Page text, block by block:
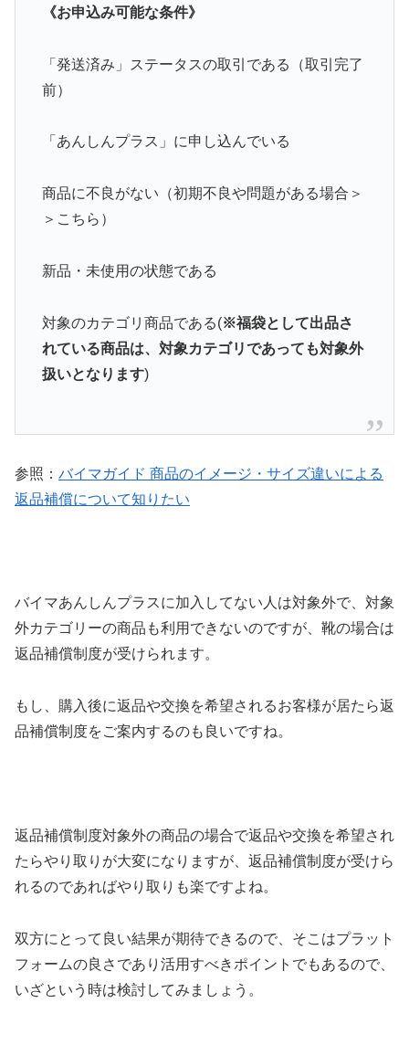
《お申込み可能な条件》
「発送済み」ステータスの取引である（取引完了
前）
「あんしんプラス」に申し込んでいる
商品に不良がない（初期不良や問題がある場合＞
＞こちら）
新品・未使用の状態である
対象のカテゴリ商品である(※福袋として出品さ
れている商品は、対象カテゴリであっても対象外
扱いとなります)
参照： バイマガイド 商品のイメージ・サイズ違いによる
返品補償について知りたい
バイマあんしんプラスに加入してない人は対象外で、対象
外カテゴリーの商品も利用できないのですが、靴の場合は
返品補償制度が受けられます。
もし、購入後に返品や交換を希望されるお客様が居たら返
品補償制度をご案内するのも良いですね。
返品補償制度対象外の商品の場合で返品や交換を希望され
たらやり取りが大変になりますが、返品補償制度が受けら
れるのであればやり取りも楽ですよね。
双方にとって良い結果が期待できるので、そこはプラット
フォームの良さであり活用すべきポイントでもあるので、
いざという時は検討してみましょう。